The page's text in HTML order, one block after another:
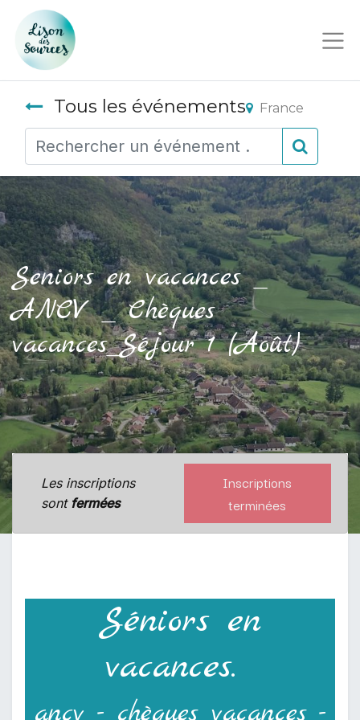
Tous les événements France
Seniors en vacances _
ANCV _ Chèques
vacances_Séjour 1 (Août)
Les inscriptions
sont fermées
Inscriptions
terminées
Séniors en
vacances.